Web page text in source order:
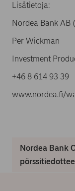
Lisätietoja:
Nordea Bank AB
Per Wickman
Investment
+46 8 614 93 39
www.nordea.fi/
Nordea Bank